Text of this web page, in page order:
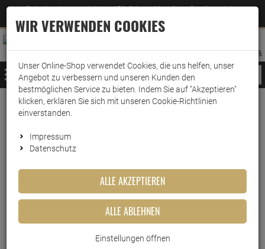
Jetzt für den Newsletter entscheiden und 5% Rabatt auf Ihre nächste Bestellung erhalten
–Zum Newsletter
ANMELDEN
AUFKLAPPEN
MERKZETTEL
WARENKORB:
MENÜ
Weiter einkaufen www.wark24.de Haushaltsreiniger
Grundreinigung
Allzweckreiniger
Ajax Allzweckreiniger
Frühlingsblume 1 Liter
Artikel-Nummer:10015467
WIR VERWENDEN COOKIES
Unser Online-Shop verwendet Cookies, die uns helfen, unser
Angebot zu verbessern und unseren Kunden den
bestmöglichen Service zu bieten. Indem Sie auf "Akzeptieren"
klicken, erklären Sie sich mit unseren Cookie-Richtlinien
einverstanden.
Impressum
Datenschutz
ALLE AKZEPTIEREN
ALLE ABLEHNEN
Einstellungen öffnen